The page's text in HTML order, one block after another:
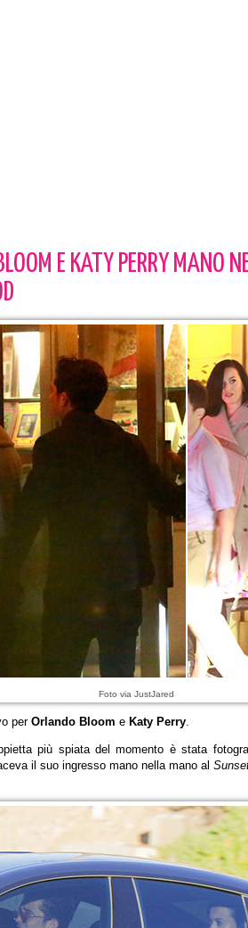
E KATY PERRY MANO
Foto via JustJared
per Orlando Bloom e Katy Perry.
più spiata del momento è stata
il suo ingresso mano nella mano al